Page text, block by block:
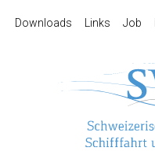
Downloads Links Job